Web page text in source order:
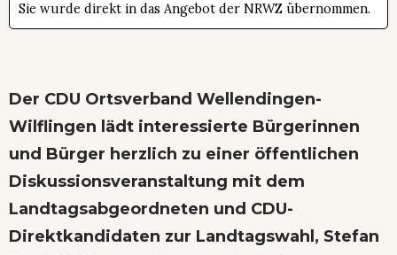
Sie wurde direkt in das Angebot der NRWZ übernommen.
Der CDU Ortsverband Wellendingen-
Wilflingen lädt interessierte Bürgerinnen
und Bürger herzlich zu einer öffentlichen
Diskussionsveranstaltung mit dem
Landtagsabgeordneten und CDU-
Direktkandidaten zur Landtagswahl, Stefan